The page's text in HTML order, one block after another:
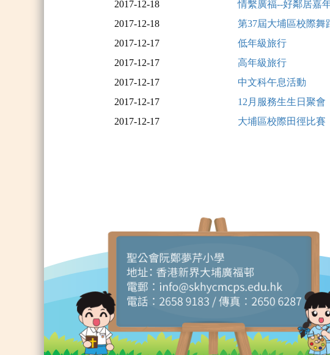
2017-12-18
情繫廣福--好鄰居嘉
2017-12-18
第37屆大埔區校際舞
2017-12-17
低年級旅行
2017-12-17
高年級旅行
2017-12-17
中文科午息活動
2017-12-17
12月服務生生日聚會
2017-12-17
大埔區校際田徑比賽